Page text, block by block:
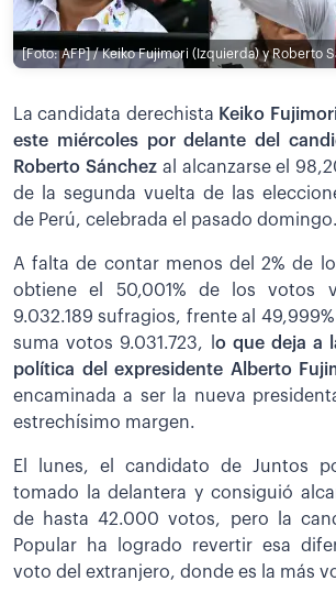
[Foto: AFP] / Keiko Fujimori (Izquierda) y Roberto
La candidata derechista Keiko
este miércoles por delante del
Roberto Sánchez al alcanzarse el
de la segunda vuelta de las
de Perú, celebrada el pasado domingo.
A falta de contar menos del 2% de
obtiene el 50,001% de los votos
9.032.189 sufragios, frente al
suma votos 9.031.723, l o que deja a
política del expresidente Alberto
encaminada a ser la nueva
estrechísimo margen.
El lunes, el candidato de Juntos
tomado la delantera y consiguió
de hasta 42.000 votos, pero la
Popular ha logrado revertir esa
voto del extranjero, donde es la más